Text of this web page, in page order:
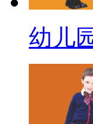
幼儿